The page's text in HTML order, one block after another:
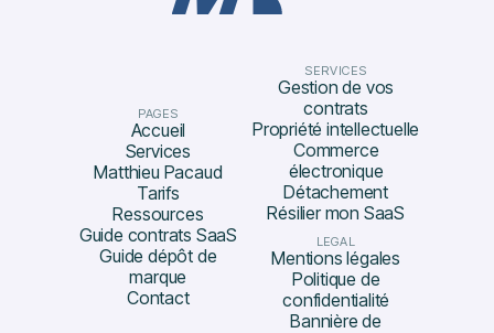
PAGES
Accueil
Services
Matthieu Pacaud
Tarifs
Ressources
Guide contrats SaaS
Guide dépôt de
marque
Contact
SERVICES
Gestion de vos
contrats
Propriété intellectuelle
Commerce
électronique
Détachement
Résilier mon SaaS
LEGAL
Mentions légales
Politique de
confidentialité
Bannière de